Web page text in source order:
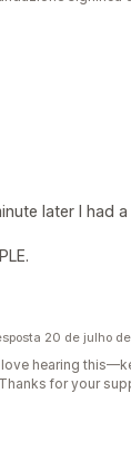
later I had
20 de julho
love hearing
for your